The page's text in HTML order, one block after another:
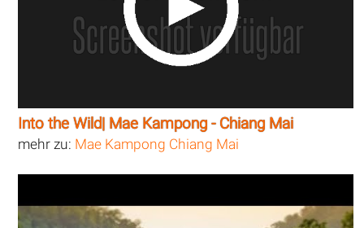
Into the Wild| Mae Kampong - Chiang Mai
mehr zu: Mae Kampong Chiang Mai